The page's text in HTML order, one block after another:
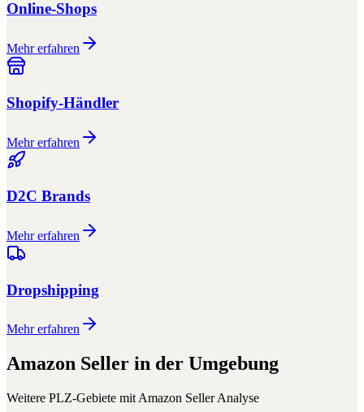
Online-Shops
Mehr erfahren
Shopify-Händler
Mehr erfahren
D2C Brands
Mehr erfahren
Dropshipping
Mehr erfahren
Amazon Seller in der Umgebung
Weitere PLZ-Gebiete mit Amazon SellerAnalyse